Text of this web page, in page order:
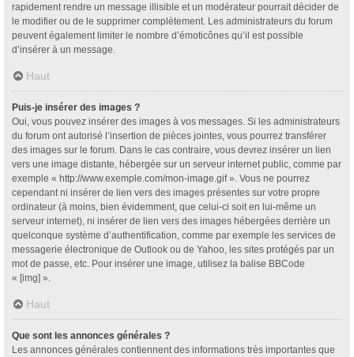
rapidement rendre un message illisible et un modérateur pourrait décider de
le modifier ou de le supprimer complètement. Les administrateurs du forum
peuvent également limiter le nombre d’émoticônes qu’il est possible
d’insérer à un message.
Haut
Puis-je insérer des images ?
Oui, vous pouvez insérer des images à vos messages. Si les administrateurs
du forum ont autorisé l’insertion de pièces jointes, vous pourrez transférer
des images sur le forum. Dans le cas contraire, vous devrez insérer un lien
vers une image distante, hébergée sur un serveur internet public, comme par
exemple « http://www.exemple.com/mon-image.gif ». Vous ne pourrez
cependant ni insérer de lien vers des images présentes sur votre propre
ordinateur (à moins, bien évidemment, que celui-ci soit en lui-même un
serveur internet), ni insérer de lien vers des images hébergées derrière un
quelconque système d’authentification, comme par exemple les services de
messagerie électronique de Outlook ou de Yahoo, les sites protégés par un
mot de passe, etc. Pour insérer une image, utilisez la balise BBCode
« [img] ».
Haut
Que sont les annonces générales ?
Les annonces générales contiennent des informations très importantes que